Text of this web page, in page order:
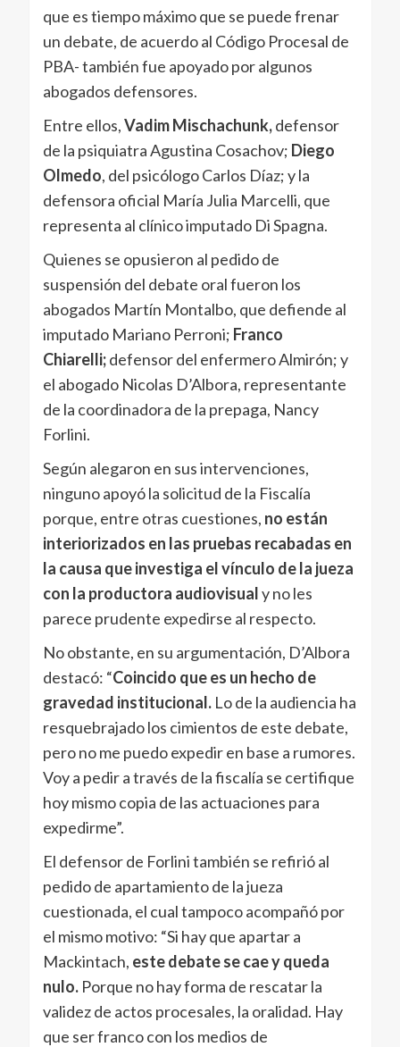
que es tiempo máximo que se puede frenar
un debate, de acuerdo al Código Procesal de
PBA- también fue apoyado por algunos
abogados defensores.
Entre ellos,Vadim Mischachunk,defensor
de la psiquiatra Agustina Cosachov; Diego
Olmedo, del psicólogo Carlos Díaz; y la
defensora oficial María Julia Marcelli, que
representa al clínico imputado Di Spagna.
Quienes se opusieron al pedido de
suspensión del debate oral fueron los
abogados Martín Montalbo, que defiende al
imputado Mariano Perroni; Franco
Chiarelli;defensor del enfermero Almirón; y
el abogado Nicolas D’Albora, representante
de la coordinadora de la prepaga, Nancy
Forlini.
Según alegaron en sus intervenciones,
ninguno apoyó la solicitud de la Fiscalía
porque, entre otras cuestiones, no están
interiorizados en las pruebas recabadas en
la causa que investiga el vínculo de la jueza
con la productora audiovisualy no les
parece prudente expedirse al respecto.
No obstante, en su argumentación, D’Albora
destacó: “Coincido que es un hecho de
gravedad institucional. Lo de la audiencia ha
resquebrajado los cimientos de este debate,
pero no me puedo expedir en base a rumores.
Voy a pedir a través de la fiscalía se certifique
hoy mismo copia de las actuaciones para
expedirme”.
El defensor de Forlini también se refirió al
pedido de apartamiento de la jueza
cuestionada, el cual tampoco acompañó por
el mismo motivo: “Si hay que apartar a
Mackintach, este debate se cae y queda
nulo.Porque no hay forma de rescatar la
validez de actos procesales, la oralidad. Hay
que ser franco con los medios de